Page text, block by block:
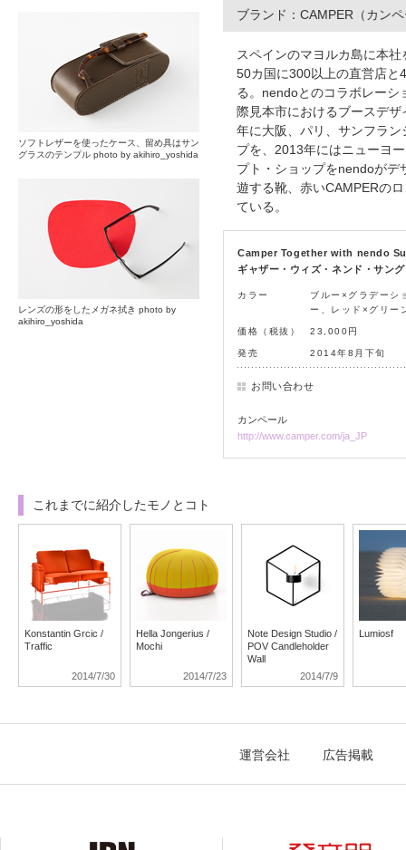
ソフトレザーを使ったケース、留め具はサン
グラスのテンプル photo by akihiro_yoshida
レンズの形をしたメガネ拭き photo by
akihiro_yoshida
ブランド：CAMPER（カン
スペインのマヨルカ島に本
50カ国に300以上の直営店と
る。nendoとのコラボレーシ
際見本市におけるブースデ
年に大阪、パリ、サンフラ
プを、2013年にはニューヨ
プト・ショップをnendoがデ
遊する靴、赤いCAMPERの
ている。
Camper Together with nendo
ギャザー・ウィズ・ネンド・サン
カラー
ブルー×グラデーシ
ー、レッド×グリー
価格（税抜） 23,000円
発売 2014年8月下旬
お問い合わせ
カンペール
http://www.camper.com/ja_JP
これまでに紹介したモノとコト
Konstantin Grcic /
Traffic
2014/7/30
Hella Jongerius /
Mochi
2014/7/23
Note Design Studio /
POV Candleholder
Wall
2014/7/9
Lumiosf
運営会社 広告掲載